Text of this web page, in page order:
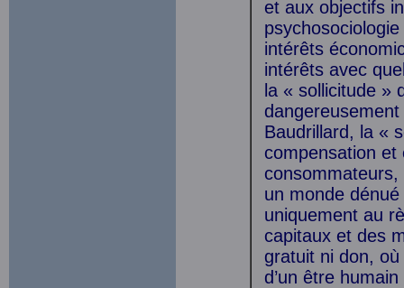
et aux objectifs
intérêts
intérêts avec
la « sollicitude »
Baudrillard, la «
compensation
consommateurs,
un monde
uniquement au
capitaux et des
gratuit ni don, où
d’un être